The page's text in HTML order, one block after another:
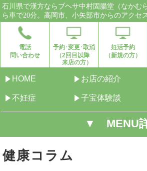
石川県で漢方ならブヘサ中村固腸堂（なかむ
ら車で20分。高岡市、小矢部市からのアクセ
電話
問い合わせ
予約･変更･取消
（2回目以降
来店の方）
妊活予約
（新規の方）
HOME お店の紹介
不妊症 子宝体験談
▼ MENU
健康コラム